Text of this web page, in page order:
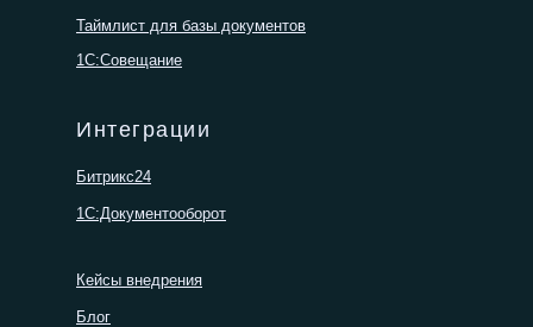
Битрикс24
1С:Документооборот
Интеграции
Блог
Кейсы внедрения
1С:Совещание
Таймлист для базы документов